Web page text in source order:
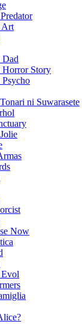
Art
Dad
Horror Story
ni Suwarasete
Now